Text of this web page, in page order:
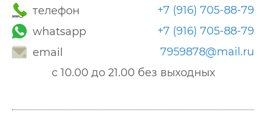
телефон
+7 (916) 705-88-79
whatsapp
+7 (916) 705-88-79
email
7959878@mail.ru
с 10.00 до 21.00 без выходных